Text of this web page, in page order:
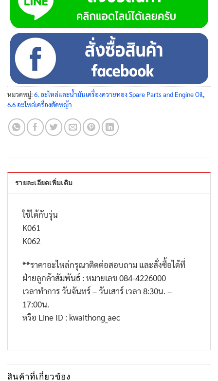
หมวดหมู่:6. อะไหล่และน้ำมันเครื่องควายทอง Spare Parts and Engine Oil
6.6 อะไหล่เครื่องตัดหญ้า
รายละเอียดเพิ่มเติม
ใช้ได้กับรุ่น
K061
K062
**ราคาอะไหล่กรุณาติดต่อสอบถาม และสั่งซื้อได้ที่
ฝ่ายลูกค้าสัมพันธ์ : หมายเลข 084-4226000
เวลาทำการ วันจันทร์ – วันเสาร์ เวลา 8:30น. –
17:00น.
หรือ Line ID : kwaithong_aec
สินค้าที่เกี่ยวข้อง